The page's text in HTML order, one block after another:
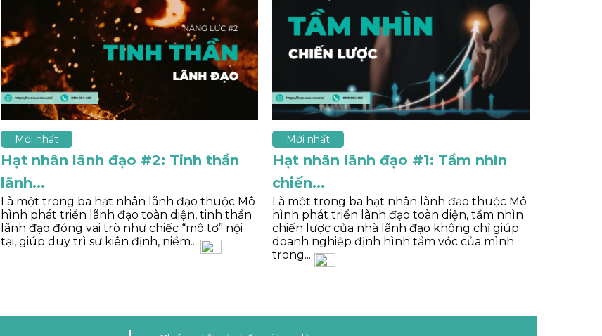
Mới nhất
Hạt nhân lãnh đạo #2: Tinh thần
lãnh...
Là một trong ba hạt nhân lãnh đạo thuộc Mô
hình phát triển lãnh đạo toàn diện, tinh thần
lãnh đạo đóng vai trò như chiếc “mô tơ” nội
tại, giúp duy trì sự kiên định, niềm...
Mới nhất
Hạt nhân lãnh đạo #1: Tầm nhìn
chiến...
Là một trong ba hạt nhân lãnh đạo thuộc Mô
hình phát triển lãnh đạo toàn diện, tầm nhìn
chiến lược của nhà lãnh đạo không chỉ giúp
doanh nghiệp định hình tầm vóc của mình
trong...